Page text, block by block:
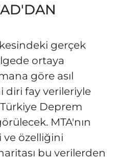
gerçek
ortaya
göre asıl
diri fay verileriyle
Deprem
MTA'nın
ve özelliğini
bu verilerden